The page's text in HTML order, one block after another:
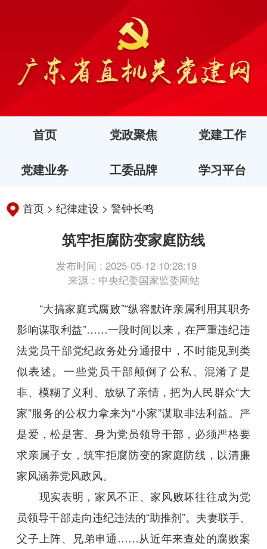
首页 党政聚焦 党建工作
党建业务 工委品牌 学习平台
首页 >纪律建设 >警钟长鸣
筑牢拒腐防变家庭防线
发布时间 : 2025-05-12 10:28:19
来源：中央纪委国家监委网站
“大搞家庭式腐败”“纵容默许亲属利用其职务
影响谋取利益”……一段时间以来，在严重违纪违
法党员干部党纪政务处分通报中，不时能见到类
似表述。一些党员干部颠倒了公私、混淆了是
非、模糊了义利、放纵了亲情，把为人民群众“大
家”服务的公权力拿来为“小家”谋取非法利益。严
是爱，松是害。身为党员领导干部，必须严格要
求亲属子女，筑牢拒腐防变的家庭防线，以清廉
家风涵养党风政风。
现实表明，家风不正、家风败坏往往成为党
员领导干部走向违纪违法的“助推剂”。夫妻联手、
父子上阵、兄弟串通……从近年来查处的腐败案